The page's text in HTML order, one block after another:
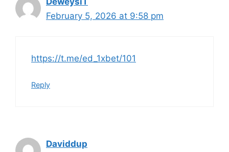
February 5, 2026 at 9:58 pm
https://t.me/ed_1xbet/101
Reply
Daviddup